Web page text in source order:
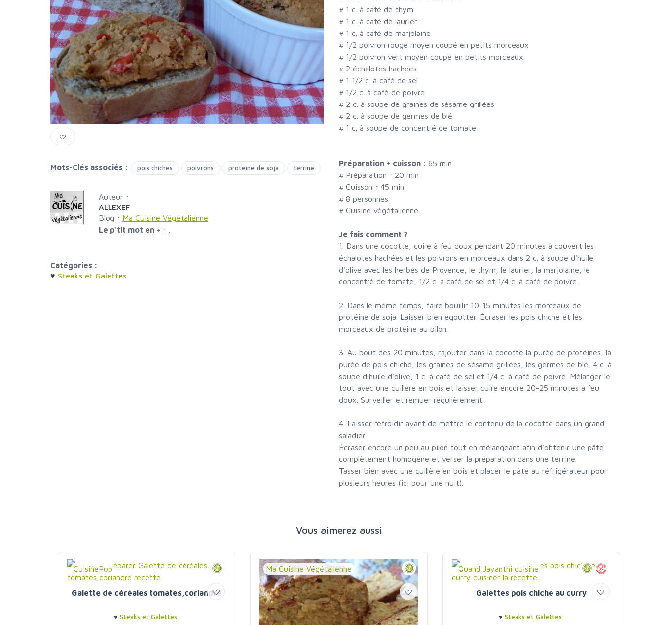
Mots-Clés associés : pois chiches poivrons protéine de soja terrine
Auteur :
ALLEXEF
Blog : Ma Cuisine Végétalienne
Le p'tit mot en + :
Catégories :
♥ Steaks et Galettes
# 1 c. à café de thym
# 1 c. à café de laurier
# 1 c. à café de marjolaine
# 1/2 poivron rouge moyen coupé en petits morceaux
# 1/2 poivron vert moyen coupé en petits morceaux
# 2 échalotes hachées
# 1 1/2 c. à café de sel
# 1/2 c. à café de poivre
# 2 c. à soupe de graines de sésame grillées
# 2 c. à soupe de germes de blé
# 1 c. à soupe de concentré de tomate
Préparation + cuisson : 65 min
# Préparation : 20 min
# Cuisson : 45 min
# 8 personnes
# Cuisine végétalienne
Je fais comment ?
1. Dans une cocotte, cuire à feu doux pendant 20 minutes à couvert les
échalotes hachées et les poivrons en morceaux dans 2 c. à soupe d'huile
d'olive avec les herbes de Provence, le thym, le laurier, la marjolaine, le
concentré de tomate, 1/2 c. à café de sel et 1/4 c. à café de poivre.
2. Dans le même temps, faire bouillir 10-15 minutes les morceaux de
protéine de soja. Laisser bien égoutter. Écraser les pois chiche et les
morceaux de protéine au pilon.
3. Au bout des 20 minutes, rajouter dans la cocotte la purée de protéines, la
purée de pois chiche, les graines de sésame grillées, les germes de blé, 4 c. à
soupe d'huile d'olive, 1 c. à café de sel et 1/4 c. à café de poivre. Mélanger le
tout avec une cuillère en bois et laisser cuire encore 20-25 minutes à feu
doux. Surveiller et remuer régulièrement.
4. Laisser refroidir avant de mettre le contenu de la cocotte dans un grand
saladier.
Écraser encore un peu au pilon tout en mélangeant afin d'obtenir une pâte
complètement homogène et verser la préparation dans une terrine.
Tasser bien avec une cuillère en bois et placer le pâté au réfrigérateur pour
plusieurs heures (ici pour une nuit).
Vous aimerez aussi
CuisinePop
Galette de céréales tomates,coriandre
♥ Steaks et Galettes
Ma Cuisine Végétalienne Quand Jayanthi cuisine
Galettes pois chiche au curry
♥ Steaks et Galettes